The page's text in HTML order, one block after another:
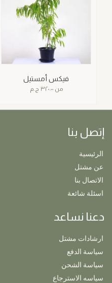
فيكس أمستيل
من ٣٢٠.٠٠ ج.م
إتصل بنا
الرئيسية
عن مشتل
الاتصال بنا
اسئلة شائعة
دعنا نساعد
ارشادات مشتل
سياسة الدفع
سياسة الشحن
سياسه الاسترجاع